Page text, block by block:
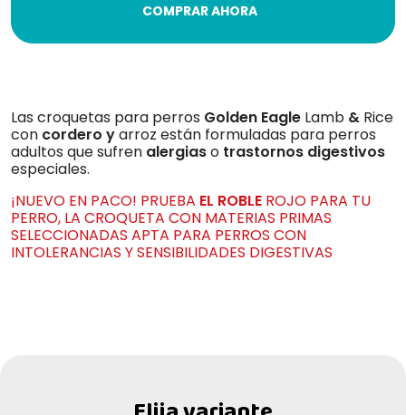
COMPRAR AHORA
Las croquetas para perros Golden Eagle Lamb & Rice
con cordero yarroz están formuladas para perros
adultos que sufren alergiaso trastornos digestivos
especiales.
¡NUEVO EN PACO! PRUEBA EL ROBLE ROJO PARA TU
PERRO, LA CROQUETA CON MATERIAS PRIMAS
SELECCIONADAS APTA PARA PERROS CON
INTOLERANCIAS Y SENSIBILIDADES DIGESTIVAS